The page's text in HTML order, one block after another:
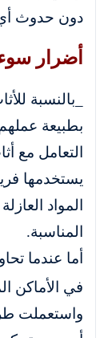
دون حدوث
أضرار
_بالنسبة
بطبيعة
التعامل مع
يستخدمها
المواد
المناسبة.
أما عندما
في الأماكن
واستعملت